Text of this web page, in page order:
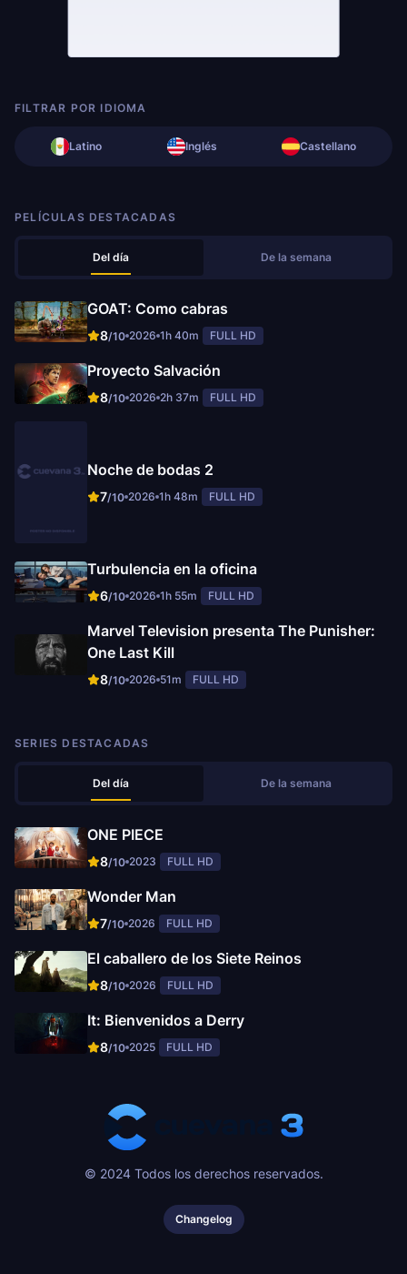
FILTRAR POR IDIOMA
Latino Inglés Castellano
PELÍCULAS DESTACADAS
Del día De la semana
GOAT: Como cabras
8/10 2026 1h 40m FULL HD
Proyecto Salvación
8/10 2026 2h 37m FULL HD
Noche de bodas 2
7/10 2026 1h 48m FULL HD
Turbulencia en la oficina
6/10 2026 1h 55m FULL HD
Marvel Television presenta The Punisher:
One Last Kill
8/10 2026 51m FULL HD
SERIES DESTACADAS
Del día De la semana
ONE PIECE
8/10 2023 FULL HD
Wonder Man
7/10 2026 FULL HD
El caballero de los Siete Reinos
8/10 2026 FULL HD
It: Bienvenidos a Derry
8/10 2025 FULL HD
© 2024 Todos los derechos reservados.
Changelog